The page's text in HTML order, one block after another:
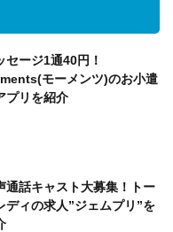
セージ1通40円！
モーメンツ)のお小遣
プリを紹介
通話キャスト大募集！トー
ディの求人”ジェムプリ”を